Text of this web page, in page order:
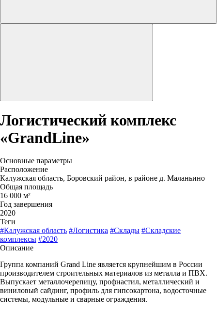
Логистический комплекс
«GrandLine»
Основные параметры
Расположение
Калужская область, Боровский район, в районе д. Маланьино
Общая площадь
16 000 м²
Год завершения
2020
Теги
#Калужская область #Логистика #Склады #Складские
комплексы #2020
Описание
Группа компаний Grand Line является крупнейшим в России
производителем строительных материалов из металла и ПВХ.
Выпускает металлочерепицу, профнастил, металлический и
виниловый сайдинг, профиль для гипсокартона, водосточные
системы, модульные и сварные ограждения.